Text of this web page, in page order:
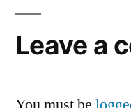
Leave a